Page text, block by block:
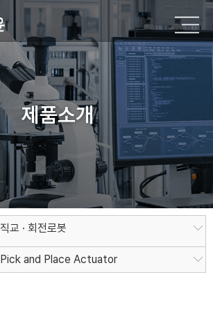
제품소개
직교 · 회전로봇
Pick and Place Actuator